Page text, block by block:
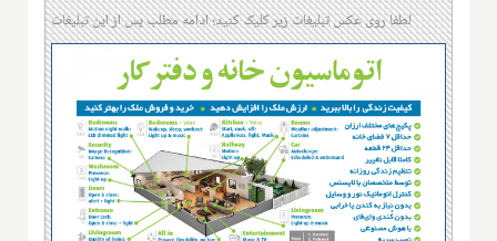
لطفا روی عکس تبلیغات زیر کلیک کنید؛ ادامه مطلب پس از این تبلیغات